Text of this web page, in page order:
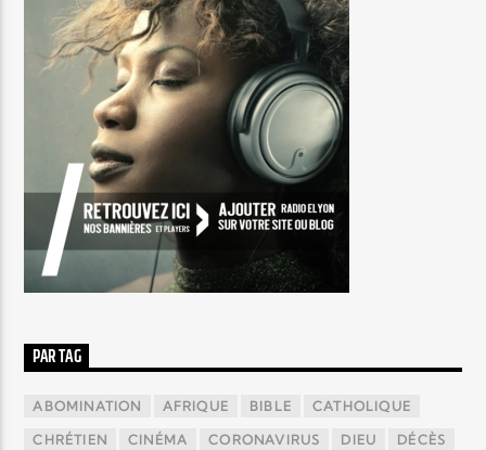
PAR TAG
ABOMINATION AFRIQUE BIBLE CATHOLIQUE
CHRÉTIEN CINÉMA CORONAVIRUS DIEU DÉCÈS